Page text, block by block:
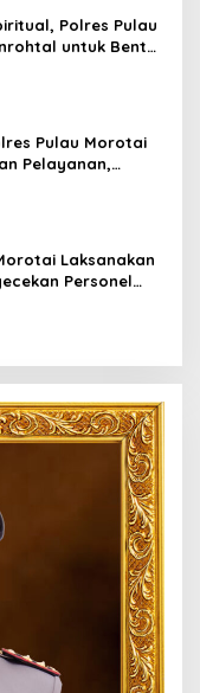
Polres Pulau
untuk Bentuk
Pulau Morotai
Pelayanan,
Laksanakan
Personel
Fungsi